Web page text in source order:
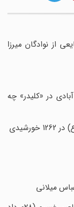
از نوادگان میرزا
در «کلیدر» چه
میلانی